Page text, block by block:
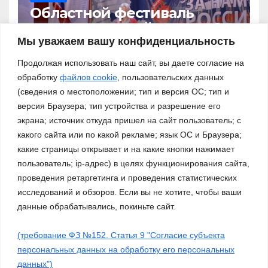
Мы уважаем вашу конфиденциальность
Продолжая использовать наш сайт, вы даете согласие на
обработку файлов cookie , пользовательских данных
(сведения о местоположении; тип и версия ОС; тип и
версия Браузера; тип устройства и разрешение его
экрана; источник откуда пришел на сайт пользователь; с
какого сайта или по какой рекламе; язык ОС и Браузера;
какие страницы открывает и на какие кнопки нажимает
пользователь; ip-адрес) в целях функционирования сайта,
проведения ретаргетинга и проведения статистических
исследований и обзоров. Если вы не хотите, чтобы ваши
данные обрабатывались, покиньте сайт.
(требование ФЗ №152. Статья 9 "Согласие субъекта
персональных данных на обработку его персональных
данных")
Областной фестиваль
патриотической песни «За
нами – Россия!»
Сайт работает на WordPress|Тема: Newsup, авторThemeansar